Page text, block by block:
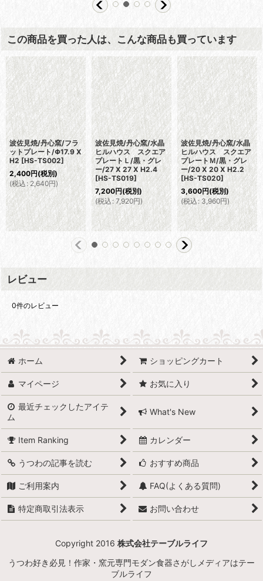
この商品を買った人は、こんな商品も買っています
波佐見焼/丹心窯/フラ
ットプレート/Φ17.9 X
H2 [HS-TS002]
2,400円(税別)
(税込 : 2,640円)
波佐見焼/丹心窯/水晶
ヒルハウス スクエア
プレートＬ/黒・グレ
ー/27 X 27 X H2.4
[HS-TS019]
7,200円(税別)
(税込: 7,920円)
波佐見焼/丹心窯/水晶
ヒルハウス スクエア
プレートＭ/黒・グレ
ー/20 X 20 X H2.2
[HS-TS020]
3,600円(税別)
(税込: 3,960円)
レビュー
0件のレビュー
ホーム ショッピングカート
マイページ お気に入り
最近チェックしたアイテ
ム
What's New
Item Ranking カレンダー
うつわの記事を読む おすすめ商品
ご利用案内 FAQ(よくある質問)
特定商取引法表示 お問い合わせ
Copyright 2016 株式会社テーブルライフ
うつわ好き必見！作家・窯元専門モダン食器さがしメディアはテー
ブルライフ